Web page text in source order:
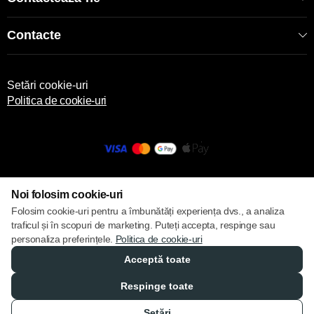
Contacte
Setări cookie-uri
Politica de cookie-uri
Noi folosim cookie-uri
Folosim cookie-uri pentru a îmbunătăți experiența dvs., a analiza
traficul și în scopuri de marketing. Puteți accepta, respinge sau
personaliza preferințele. Politica de cookie-uri
Acceptă toate
Respinge toate